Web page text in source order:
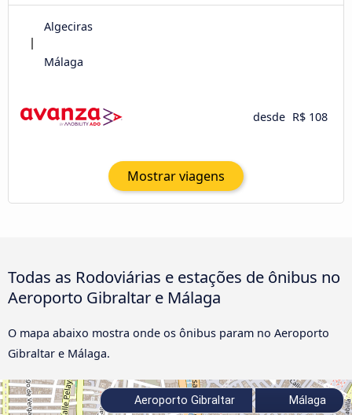
Algeciras
Málaga
desde R$ 108
Mostrar viagens
Todas as Rodoviárias e estações de ônibus no
Aeroporto Gibraltar e Málaga
O mapa abaixo mostra onde os ônibus param no Aeroporto
Gibraltar e Málaga.
Aeroporto Gibraltar Málaga